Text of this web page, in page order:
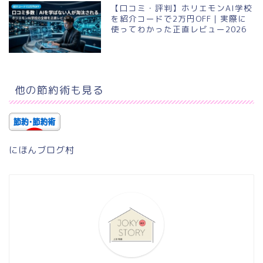
【口コミ・評判】ホリエモンAI学校
を紹介コードで2万円OFF｜実際に
使ってわかった正直レビュー2026
他の節約術も見る
にほんブログ村